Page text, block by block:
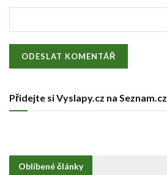
Přidejte si Vyslapy.cz na Seznam.cz
Oblíbené články